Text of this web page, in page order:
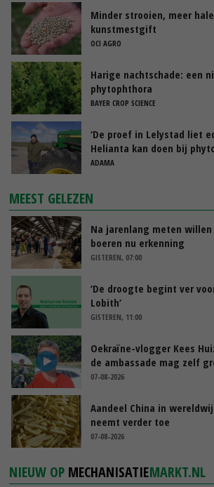
Minder strooien, meer
kunstmestgift
OCI AGRO
Harige nachtschade: een
phytophthora
BAYER CROP SCIENCE
‘De proef in Lelystad liet
Helianta kan doen bij
ADAMA
MEEST GELEZEN
Na jarenlang meten
boeren nu erkenning
GISTEREN, 07:00
‘De droogte begint ver
Lobith’
GISTEREN, 11:00
Oekraïne-vlogger Kees
de ambassade mag zelf
07-08-2026
Aandeel China in
neemt verder toe
07-08-2026
NIEUW OP MECHANISATIEMARKT.NL